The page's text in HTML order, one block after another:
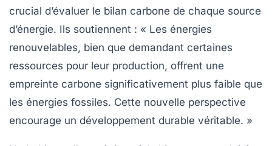
crucial d’évaluer le bilan carbone de chaque source
d’énergie. Ils soutiennent : « Les énergies
renouvelables, bien que demandant certaines
ressources pour leur production, offrent une
empreinte carbone significativement plus faible que
les énergies fossiles. Cette nouvelle perspective
encourage un développement durable véritable. »